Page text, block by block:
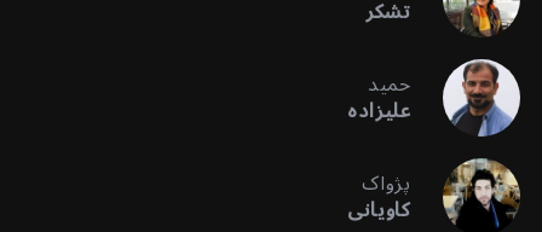
تشکر
حمید
علیزاده
پژواک
کاویانی